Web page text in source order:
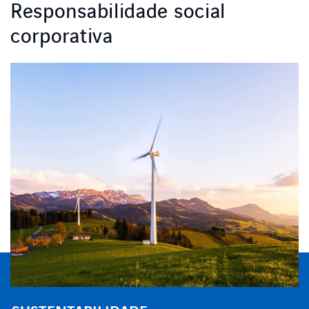
Responsabilidade social
corporativa